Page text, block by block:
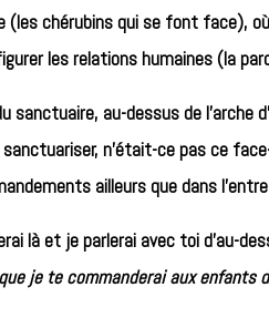
chérubins qui se font face),
les relations humaines (la
sanctuaire, au-dessus de l’arche
n’était-ce pas ce
ailleurs que dans
là et je parlerai avec toi d’au-
je te commanderai aux enfants